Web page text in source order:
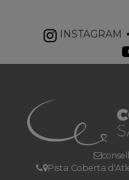
INSTAGRAM
Pista Coberta